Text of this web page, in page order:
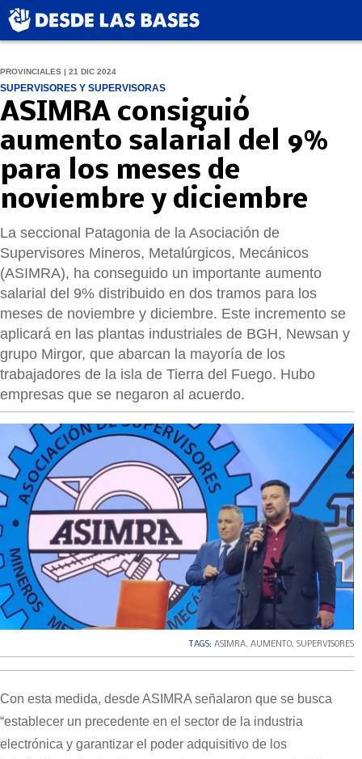
PROVINCIALES | 21 DIC 2024
SUPERVISORES Y SUPERVISORAS
ASIMRA consiguió
aumento salarial del 9%
para los meses de
noviembre y diciembre
La seccional Patagonia de la Asociación de
Supervisores Mineros, Metalúrgicos, Mecánicos
(ASIMRA), ha conseguido un importante aumento
salarial del 9% distribuido en dos tramos para los
meses de noviembre y diciembre. Este incremento se
aplicará en las plantas industriales de BGH, Newsan y
grupo Mirgor, que abarcan la mayoría de los
trabajadores de la isla de Tierra del Fuego. Hubo
empresas que se negaron al acuerdo.
TAGS: ASIMRA, AUMENTO, SUPERVISORES
Con esta medida, desde ASIMRA señalaron que se busca
“establecer un precedente en el sector de la industria
electrónica y garantizar el poder adquisitivo de los